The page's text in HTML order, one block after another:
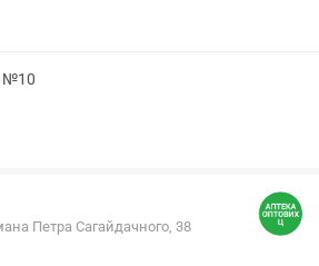
№10
Петра Сагайдачного, 38